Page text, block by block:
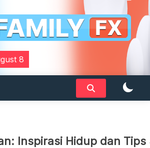
Family Wisdom
8
Inspirasi Hidup dan Tips